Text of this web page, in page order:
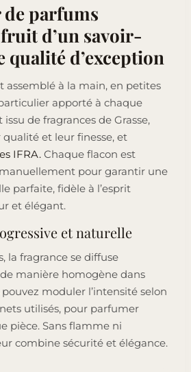
parfums
fruit d’un savoir-
qualité d’exception
assemblé à la main, en petites
apporté à chaque
de fragrances de Grasse,
et leur finesse, et
IFRA. Chaque flacon est
pour garantir une
parfaite, fidèle à l’esprit
et élégant.
et naturelle
la fragrance se diffuse
manière homogène dans
moduler l’intensité selon
utilisés, pour parfumer
pièce. Sans flamme ni
combine sécurité et élégance.